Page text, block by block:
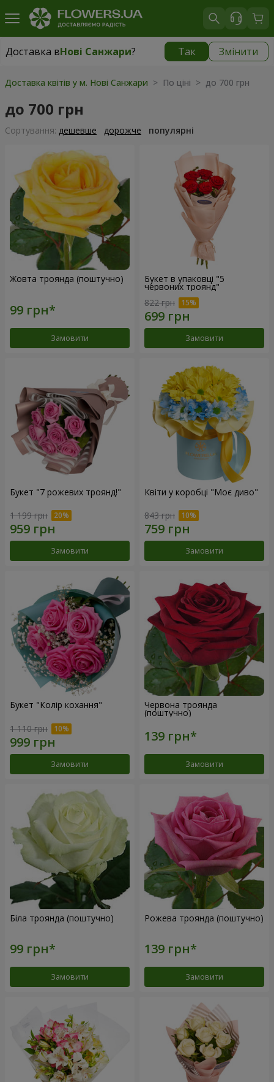
Доставка вНові Санжари? Так Змінити
Доставка вНові Санжари|537 грн
Доставка квітів у м. Нові Санжари > По ціні > до 700 грн
до 700 грн
Сортування: дешевше дорожче популярні
Жовта троянда (поштучно)
Замовити
Букет в упаковці "5
червоних троянд"
822 грн
Замовити
Букет "7 рожевих троянд!"
1 199 грн
Замовити
Квіти у коробці "Моє диво"
843 грн
Замовити
Букет "Колір кохання"
1 110 грн
Замовити
Червона троянда
(поштучно)
Замовити
Біла троянда (поштучно)
Замовити
Рожева троянда (поштучно)
Замовити